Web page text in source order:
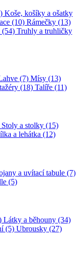
Koše, košíky a ošatky
(10) Rámečky (13)
(54) Truhly a truhličky
(7) Mísy (13)
(18) Talíře (11)
Stoly a stolky (15)
a lehátka (12)
a uvítací tabule (7)
(5)
Látky a běhouny (34)
(5) Ubrousky (27)